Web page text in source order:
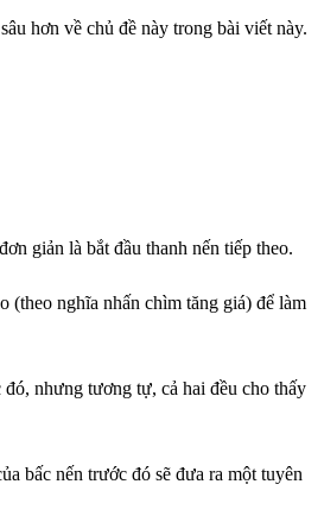
hơn về chủ đề này trong bài viết này.
giản là bắt đầu thanh nến tiếp theo.
(theo nghĩa nhấn chìm tăng giá) để làm
nhưng tương tự, cả hai đều cho thấy
bấc nến trước đó sẽ đưa ra một tuyên